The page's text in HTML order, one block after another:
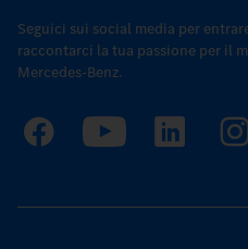
Seguici sui social media per
raccontarci la tua passione per il
Mercedes-Benz.